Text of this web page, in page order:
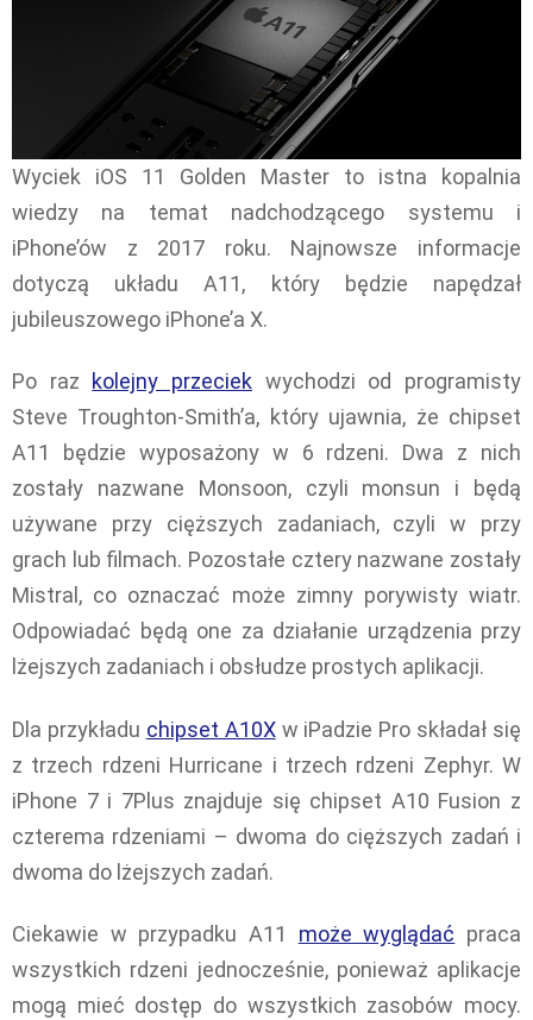
Wyciek iOS 11 Golden Master to istna kopalnia
wiedzy na temat nadchodzącego systemu i
iPhone’ów z 2017 roku. Najnowsze informacje
dotyczą układu A11, który będzie napędzał
jubileuszowego iPhone’a X.
Po raz kolejny przeciek wychodzi od programisty
Steve Troughton-Smith’a, który ujawnia, że chipset
A11 będzie wyposażony w 6 rdzeni. Dwa z nich
zostały nazwane Monsoon, czyli monsun i będą
używane przy cięższych zadaniach, czyli w przy
grach lub filmach. Pozostałe cztery nazwane zostały
Mistral, co oznaczać może zimny porywisty wiatr.
Odpowiadać będą one za działanie urządzenia przy
lżejszych zadaniach i obsłudze prostych aplikacji.
Dla przykładu chipset A10Xw iPadzie Pro składał się
z trzech rdzeni Hurricane i trzech rdzeni Zephyr. W
iPhone 7 i 7Plus znajduje się chipset A10 Fusion z
czterema rdzeniami – dwoma do cięższych zadań i
dwoma do lżejszych zadań.
Ciekawie w przypadku A11 może wyglądać praca
wszystkich rdzeni jednocześnie, ponieważ aplikacje
mogą mieć dostęp do wszystkich zasobów mocy.